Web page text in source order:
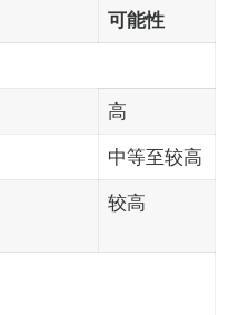
可能性
高
中等至较高
较高